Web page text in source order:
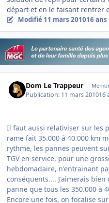
départ et en le faisant rentrer
Modifié 11 mars 201016 ans
Dom Le Trappeur
Publication: 11 mars 201016
Il faut aussi relativiser sur les
rame fait 35.000 à 40.000 km
rythme, les pannes peuvent
TGV en service, pour une
hebdomadaire, n'entrainant
conséquents.... J'aimerais
panne que tous les 350.000 à
Encore une fois, on focalise